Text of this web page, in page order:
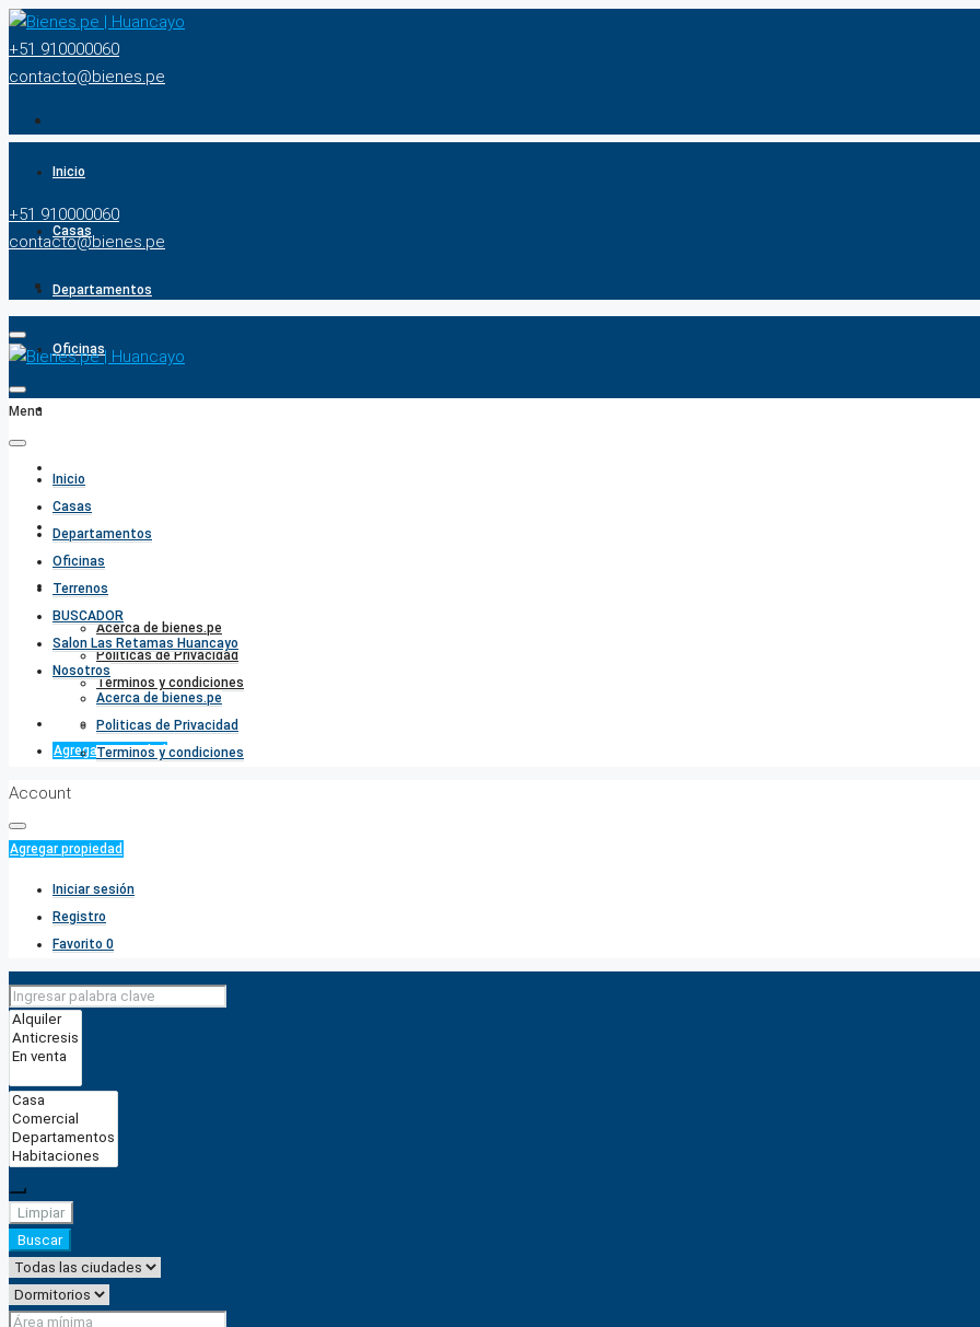
+51 910000060
contacto@bienes.pe
Inicio
Casas
Departamentos
Oficinas
Salon Las Retamas Huancayo
Nosotros
Acerca de bienes.pe
Politicas de Privacidad
Terminos y condiciones
Favorito0
Agregar propiedad
+51 910000060
contacto@bienes.pe
Menu
Inicio
Casas
Departamentos
Oficinas
Terrenos
BUSCADOR
Salon Las Retamas Huancayo
Nosotros
Acerca de bienes.pe
Politicas de Privacidad
Terminos y condiciones
Account
Agregar propiedad
Iniciar sesión
Registro
Favorito 0
Limpiar
Buscar